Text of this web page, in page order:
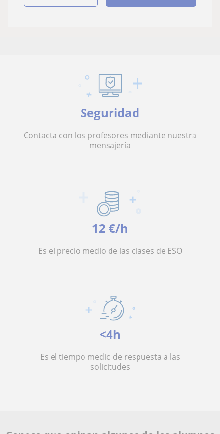
Seguridad
Contacta con los profesores mediante nuestra
mensajería
12 €/h
Es el precio medio de las clases de ESO
<4h
Es el tiempo medio de respuesta a las
solicitudes